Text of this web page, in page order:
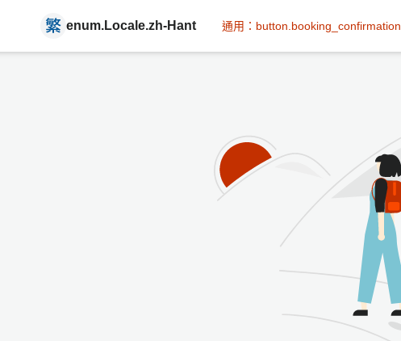
enum.Locale.zh-Hant 通用：button.booking_confirmation